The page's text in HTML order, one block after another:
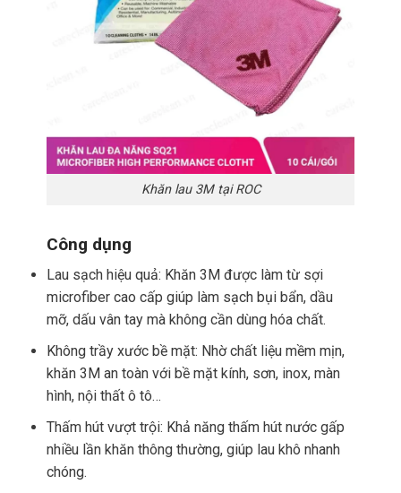
Khăn lau 3M tại ROC
Công dụng
Lau sạch hiệu quả: Khăn 3M được làm từ sợi
microfiber cao cấp giúp làm sạch bụi bẩn, dầu
mỡ, dấu vân tay mà không cần dùng hóa chất.
Không trầy xước bề mặt: Nhờ chất liệu mềm mịn,
khăn 3M an toàn với bề mặt kính, sơn, inox, màn
hình, nội thất ô tô…
Thấm hút vượt trội: Khả năng thấm hút nước gấp
nhiều lần khăn thông thường, giúp lau khô nhanh
chóng.